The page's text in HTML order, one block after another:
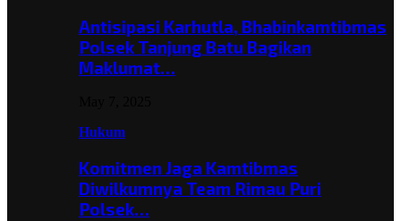
Antisipasi Karhutla, Bhabinkamtibmas
Polsek Tanjung Batu Bagikan
Maklumat…
Hukum
Komitmen Jaga Kamtibmas
Diwilkumnya Team Rimau Puri
Polsek…